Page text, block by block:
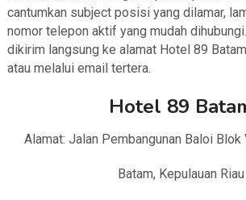
cantumkan subject posisi yang dilamar,
nomor telepon aktif yang mudah
dikirim langsung ke alamat Hotel 89
atau melalui email tertera.
Hotel 89
Alamat: Jalan Pembangunan Baloi Blok
Batam, Kepulauan Riau